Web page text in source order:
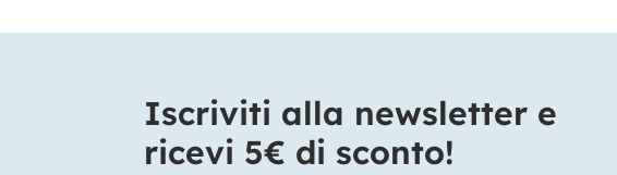
Iscriviti alla newsletter e
ricevi 5€ di sconto!​